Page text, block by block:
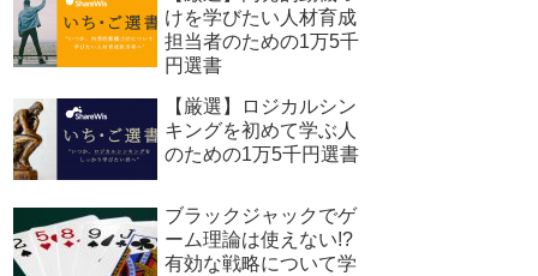
けを学びたい人材育成
担当者のための1万5千
円選書
【厳選】ロジカルシン
キングを初めて学ぶ人
のための1万5千円選書
ブラックジャックでゲ
ーム理論は使えない!?
有効な戦略について学